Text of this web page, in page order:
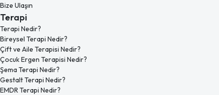
Bize Ulaşın
Terapi
Terapi Nedir?
Bireysel Terapi Nedir?
Çift ve Aile Terapisi Nedir?
Çocuk Ergen Terapisi Nedir?
Şema Terapi Nedir?
Gestalt Terapi Nedir?
EMDR Terapi Nedir?